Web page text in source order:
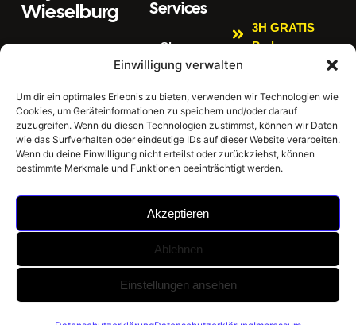
Einwilligung verwalten
Um dir ein optimales Erlebnis zu bieten, verwenden wir Technologien wie
Cookies, um Geräteinformationen zu speichern und/oder darauf
zuzugreifen. Wenn du diesen Technologien zustimmst, können wir Daten
wie das Surfverhalten oder eindeutige IDs auf dieser Website verarbeiten.
Wenn du deine Einwilligung nicht erteilst oder zurückziehst, können
bestimmte Merkmale und Funktionen beeinträchtigt werden.
Akzeptieren
Ablehnen
Einstellungen ansehen
Wieselburg
3250 Wieselburg
Tel: 0664 4407889
E
m
ai
l:
office@citycenter
wieselburg.at
Sonntag 8:00 Uhr
Services
Shops
Citycenter
Newsletter
Impressum
Datenschutzerklär
ung
Hausordnung
3H GRATIS
Parken
Kinderspielbere
Bankomat
Gratis W-LAN
E-Tankstellen
2026
City Center Wieselburg -
Umsetzung: BrainStorm